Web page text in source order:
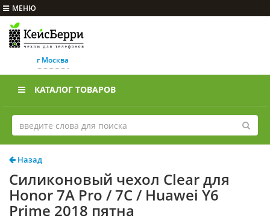
МЕНЮ
г Москва
КАТАЛОГ ТОВАРОВ
Назад
Силиконовый чехол Clear для
Honor 7A Pro / 7C / Huawei Y6
Prime 2018 пятна